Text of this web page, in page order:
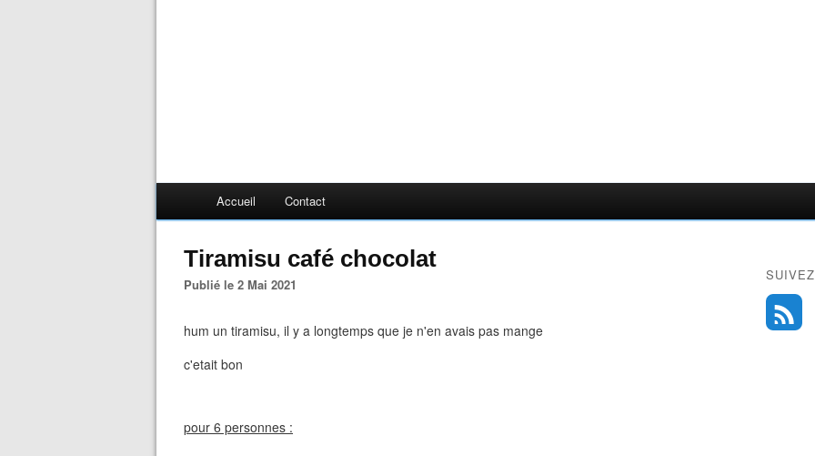
Accueil Contact
Tiramisu café chocolat
Publié le 2 Mai 2021
hum un tiramisu, il y a longtemps que je n'en avais pas mange
c'etait bon
pour 6 personnes :